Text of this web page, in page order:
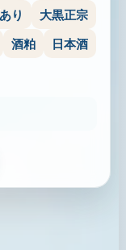
り
大黒正宗
酒粕
日本酒